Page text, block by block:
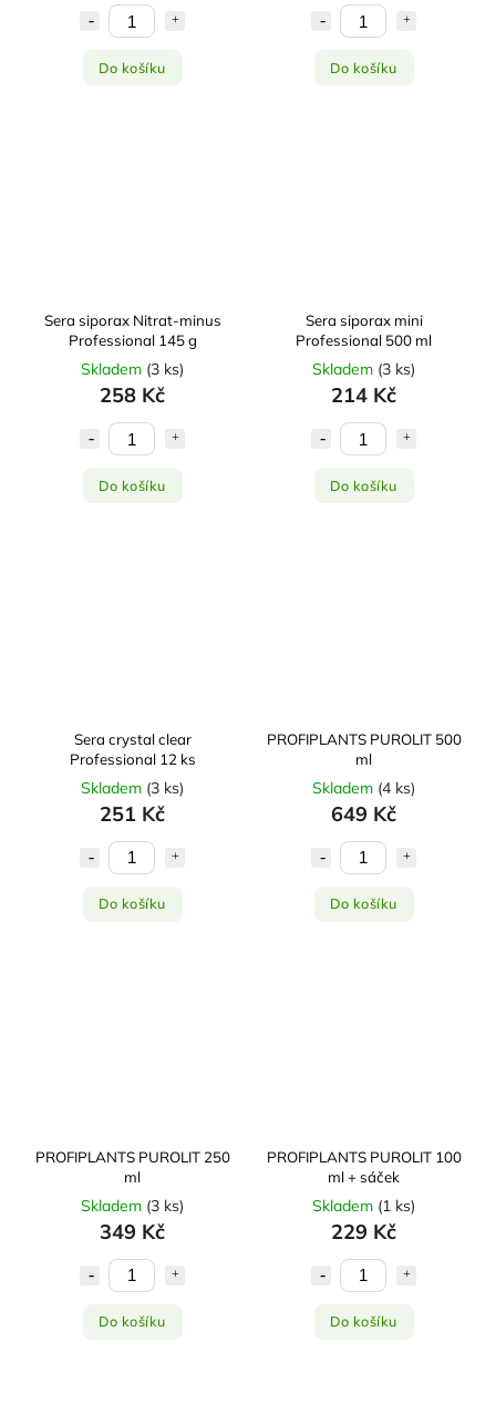
Do košíku Do košíku
Sera siporax Nitrat-minus
Professional 145 g
Skladem (3 ks)
258 Kč
Do košíku
Sera siporax mini
Professional 500 ml
Skladem (3 ks)
214 Kč
Do košíku
Sera crystal clear
Professional 12 ks
Skladem (3 ks)
251 Kč
Do košíku
PROFIPLANTS PUROLIT 500
ml
Skladem (4 ks)
649 Kč
Do košíku
PROFIPLANTS PUROLIT 250
ml
Skladem (3 ks)
349 Kč
Do košíku
PROFIPLANTS PUROLIT 100
ml + sáček
Skladem (1 ks)
229 Kč
Do košíku